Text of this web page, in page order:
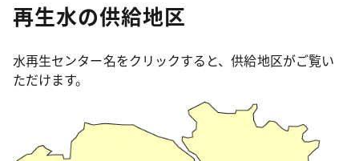
再生水の供給地区
水再生センター名をクリックすると、供給地区がご覧い
ただけます。